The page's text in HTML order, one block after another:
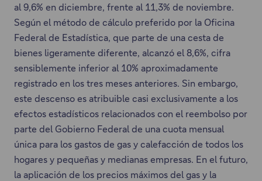
al 9,6% en diciembre, frente al 11,3% de noviembre.
Según el método de cálculo preferido por la Oficina
Federal de Estadística, que parte de una cesta de
bienes ligeramente diferente, alcanzó el 8,6%, cifra
sensiblemente inferior al 10% aproximadamente
registrado en los tres meses anteriores. Sin embargo,
este descenso es atribuible casi exclusivamente a los
efectos estadísticos relacionados con el reembolso por
parte del Gobierno Federal de una cuota mensual
única para los gastos de gas y calefacción de todos los
hogares y pequeñas y medianas empresas. En el futuro,
la aplicación de los precios máximos del gas y la